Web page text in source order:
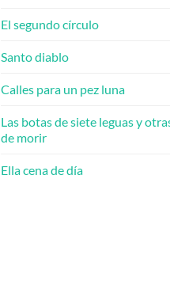
El segundo círculo
Santo diablo
Calles para un pez luna
Las botas de siete leguas y
de morir
Ella cena de día